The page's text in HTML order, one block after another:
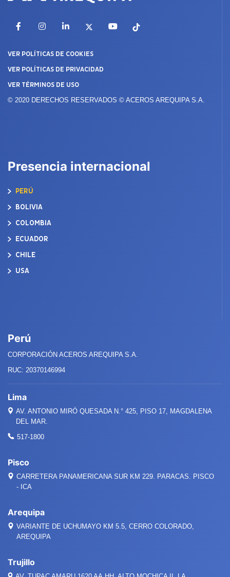
FacebookInstagramLinkedIn YouTubeTikTok
VER POLÍTICAS DE COOKIES
VER POLÍTICAS DE PRIVACIDAD
VER TÉRMINOS DE USO
© 2020 DERECHOS RESERVADOS © ACEROS AREQUIPA S.A.
Presencia internacional
PERÚ
BOLIVIA
COLOMBIA
ECUADOR
CHILE
USA
Perú
CORPORACIÓN ACEROS AREQUIPA S.A.
RUC: 20370146994
Lima
AV. ANTONIO MIRÓ QUESADA N.° 425, PISO 17, MAGDALENA
DEL MAR.
517-1800
Pisco
CARRETERA PANAMERICANA SUR KM 229. PARACAS. PISCO
- ICA
Arequipa
VARIANTE DE UCHUMAYO KM 5.5, CERRO COLORADO,
AREQUIPA
Trujillo